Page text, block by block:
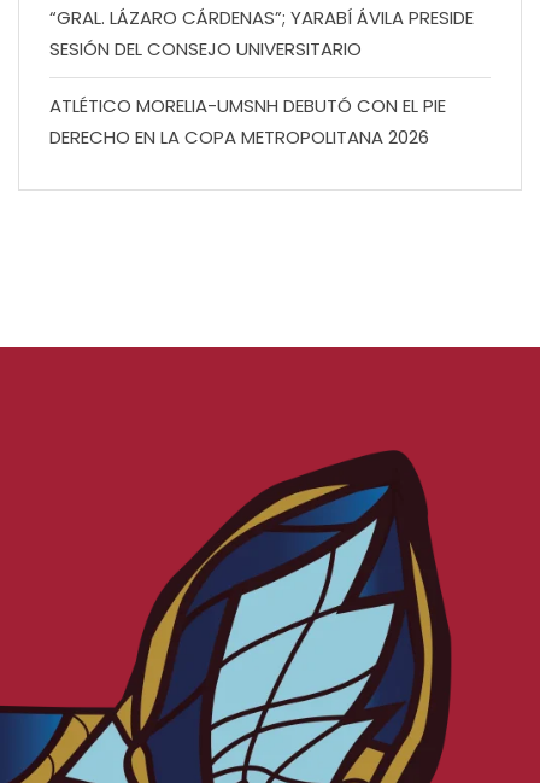
“GRAL. LÁZARO CÁRDENAS”; YARABÍ ÁVILA PRESIDE
SESIÓN DEL CONSEJO UNIVERSITARIO
ATLÉTICO MORELIA-UMSNH DEBUTÓ CON EL PIE
DERECHO EN LA COPA METROPOLITANA 2026